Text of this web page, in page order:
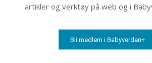
artikler og verktøy på web og i
Bli medlem i Babyverden+